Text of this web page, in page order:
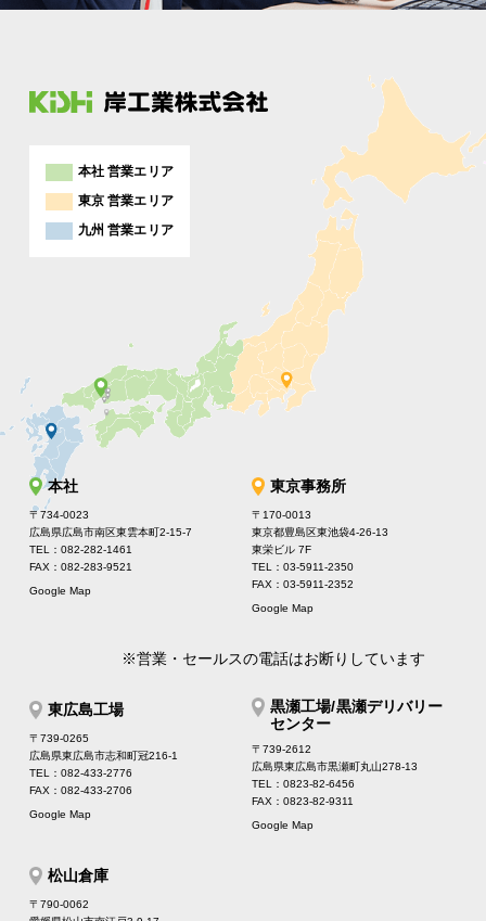
本社 営業エリア
東京 営業エリア
九州 営業エリア
本社
〒734-0023
広島県広島市南区東雲本町2-15-7
TEL：082-282-1461
FAX：082-283-9521
Google Map
東京事務所
〒170-0013
東京都豊島区東池袋4-26-13
東栄ビル 7F
TEL：03-5911-2350
FAX：03-5911-2352
Google Map
※営業・セールスの電話はお断りしています
東広島工場
〒739-0265
広島県東広島市志和町冠216-1
TEL：082-433-2776
FAX：082-433-2706
Google Map
黒瀬工場/黒瀬デリバリー
センター
〒739-2612
広島県東広島市黒瀬町丸山278-13
TEL：0823-82-6456
FAX：0823-82-9311
Google Map
松山倉庫
〒790-0062